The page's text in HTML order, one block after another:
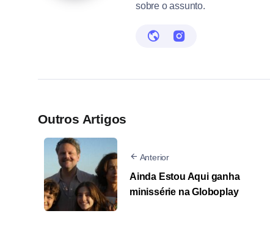
sobre o assunto.
Outros Artigos
Anterior
Ainda Estou Aqui ganha
minissérie na Globoplay